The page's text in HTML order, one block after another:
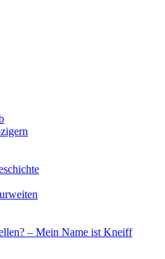
– Mein Name ist Kneiff